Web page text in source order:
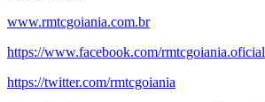
www.rmtcgoiania.com.br
https://www.facebook.com/rmtcgoiania.oficial
https://twitter.com/rmtcgoiania